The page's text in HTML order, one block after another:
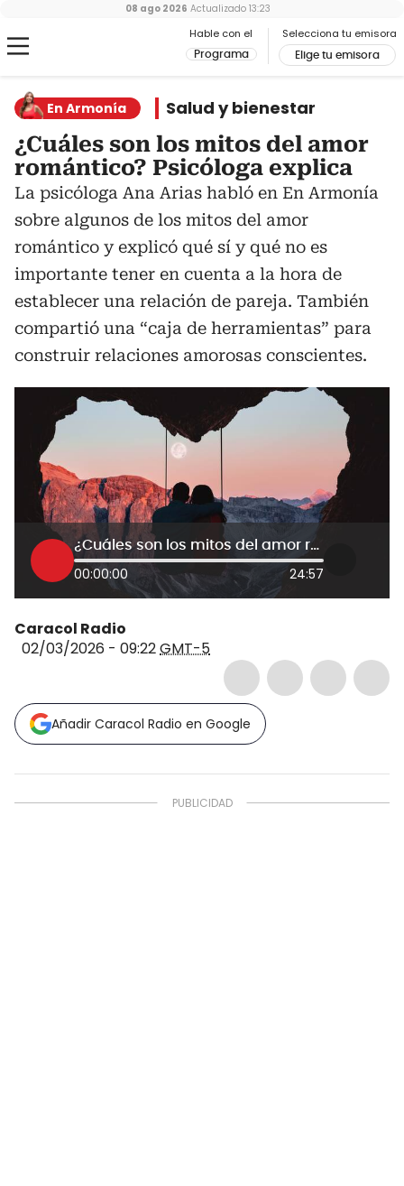
Hable con el
Programa
Selecciona tu emisora
Elige tu emisora
08 ago 2026 Actualizado 13:23
En Armonía Salud y bienestar
¿Cuáles son los mitos del amor
romántico? Psicóloga explica
La psicóloga Ana Arias habló en En Armonía
sobre algunos de los mitos del amor
romántico y explicó qué sí y qué no es
importante tener en cuenta a la hora de
establecer una relación de pareja. También
compartió una “caja de herramientas” para
construir relaciones amorosas conscientes.
¿Cuáles son los mitos del amor romántico? Psicóloga explica
00:00:00 24:57
Caracol Radio
02/03/2026 - 09:22GMT-5
Añadir Caracol Radio en Google